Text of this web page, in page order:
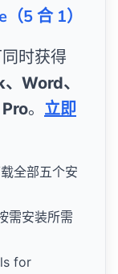
5 合 1）
时获得
Word、
。 立即
全部五个安
需安装所需
for